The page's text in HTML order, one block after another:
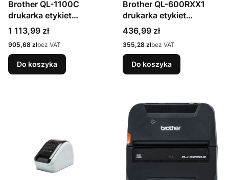
Brother QL-1100C
drukarka etykiet
bezpośrednio termiczny
300 x 300 DPI 110 mm/s
Przewodowa
Cena
1 113,99 zł
Cena
905,68 złbez VAT
Do koszyka
Brother QL-600RXX1
drukarka etykiet
bezpośrednio termiczny
300 x 600 DPI 71 mm/s
Przewodowa DK
Cena
436,99 zł
Cena
355,28 złbez VAT
Do koszyka